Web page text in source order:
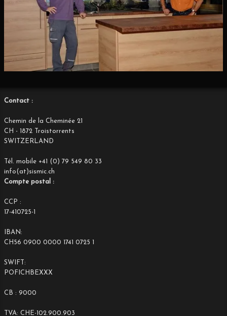
Contact :
Chemin de la Cheminée 21
CH - 1872 Troistorrents
SWITZERLAND
Tél. mobile +41 (0) 79 549 80 33
info(at)sismic.ch
Compte postal :
CCP :
17-410725-1
IBAN:
CH56 0900 0000 1741 0725 1
SWIFT:
POFICHBEXXX
CB : 9000
TVA: CHE-102.900.903